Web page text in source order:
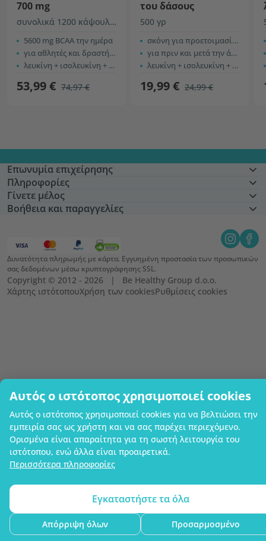
Αυτός ο ιστότοπος χρησιμοποιεί cookies
Αυτός ο ιστότοπος χρησιμοποιεί cookies για να βελτιώσει την
εμπειρία σας ως χρήστη και να σας παρέχει περιεχόμενο.
Ορισμένα είναι απαραίτητα για τη σωστή λειτουργία του
ιστότοπου, ενώ άλλα είναι προαιρετικά.
Περισσότερα πληροφορίες
Εγκαταστήστε τα όλα
Απόρριψη όλων Προσαρμοσμένο
700 mg
συνολικά 1200 κάψουλες
5600 mg BCAA την ημέρα
για αθλητές και δραστήριους
λευκίνη + ισολευκίνη + βαλίνη
53,99 € 74,97 €
του δάσους
500 γρ
σκόνη για προετοιμασία ροφήματος
για πριν και μετά την άσκηση
λευκίνη + ισολευκίνη + βαλίνη
19,99 € 24,99 €
Επωνυμία επιχείρησης
Πληροφορίες
Γίνετε μέλος
Βοήθεια και παραγγελίες
Δυνατότητα πληρωμής με κάρτα. Εγγυημένη προστασία των προσωπικών
σας δεδομένων μέσω κρυπτογράφησης SSL.
Copyright © 2012 - 2026   |   Be Healthy Group d.o.o.
Χάρτης ιστότοπουΧρήση των cookiesΡυθμίσεις cookies